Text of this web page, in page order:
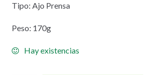
Tipo: Ajo Prensa
Peso: 170g
Hay existencias